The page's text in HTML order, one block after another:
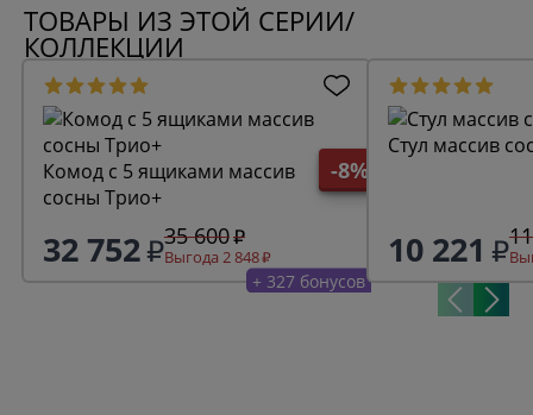
ТОВАРЫ ИЗ ЭТОЙ СЕРИИ/
КОЛЛЕКЦИИ
-8%
Комод с 5 ящиками массив
сосны Трио+
32 752 35 600
Выгода 2 848
+ 327 бонусов
Стул массив
10 221